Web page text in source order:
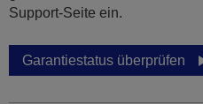
Support-Seite ein.
Garantiestatus überprüfen